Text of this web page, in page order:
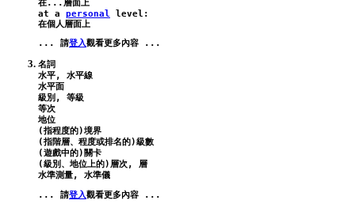
at
a personal level :
... 請登入
名詞
水平, 水平線
水平面
級別, 等級
等次
地位
(指程度的)境界
(指階層、程度或排名的)級數
(遊戲中的)關卡
(級別、地位上的)層次, 層
... 請登入